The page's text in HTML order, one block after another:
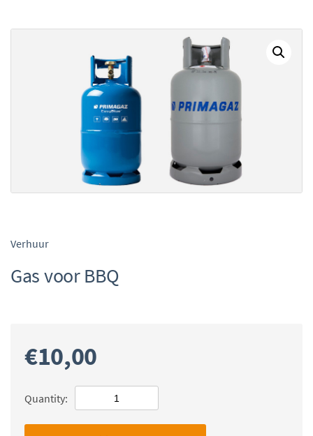
Verhuur
Gas voor BBQ
€10,00
Quantity: